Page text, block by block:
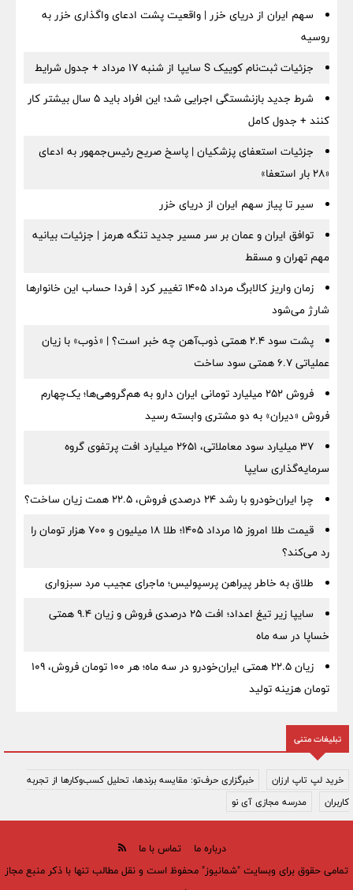
سهم ایران از دریای خزر | واقعیت پشت ادعای واگذاری خزر به
روسیه
جزئیات ثبت‌نام کوییک S سایپا از شنبه ۱۷ مرداد + جدول شرایط
شرط جدید بازنشستگی اجرایی شد؛ این افراد باید ۵ سال بیشتر کار
کنند + جدول کامل
جزئیات استعفای پزشکیان | پاسخ صریح رئیس‌جمهور به ادعای
«۲۸ بار استعفا»
سیر تا پیاز سهم ایران از دریای خزر
توافق ایران و عمان بر سر مسیر جدید تنگه هرمز | جزئیات بیانیه
مهم تهران و مسقط
زمان واریز کالابرگ مرداد ۱۴۰۵ تغییر کرد | فردا حساب این خانوارها
شارژ می‌شود
پشت سود ۲.۴ همتی ذوب‌آهن چه خبر است؟ | «ذوب» با زیان
عملیاتی ۶.۷ همتی سود ساخت
فروش ۲۵۲ میلیارد تومانی ایران دارو به هم‌گروهی‌ها؛ یک‌چهارم
فروش «دیران» به دو مشتری وابسته رسید
۳۷ میلیارد سود معاملاتی، ۲۶۵۱ میلیارد افت پرتفوی گروه
سرمایه‌گذاری سایپا
چرا ایران‌خودرو با رشد ۲۴ درصدی فروش، ۲۲.۵ همت زیان ساخت؟
قیمت طلا امروز ۱۵ مرداد ۱۴۰۵؛ طلا ۱۸ میلیون و ۷۰۰ هزار تومان را
رد می‌کند؟
طلاق به خاطر پیراهن پرسپولیس؛ ماجرای عجیب مرد سبزواری
سایپا زیر تیغ اعداد؛ افت ۲۵ درصدی فروش و زیان ۹.۴ همتی
خساپا در سه ماه
زیان ۲۲.۵ همتی ایران‌خودرو در سه ماه؛ هر ۱۰۰ تومان فروش، ۱۰۹
تومان هزینه تولید
تبلیغات متنی
خرید لپ تاپ ارزان
خبرگزاری حرف‌تو: مقایسه برندها، تحلیل کسب‌وکارها از تجربه
کاربران
مدرسه مجازی آی نو
درباره ما
تماس با ما
تمامی حقوق برای وبسایت "شمانیوز" محفوظ است و نقل مطالب تنها با ذکر منبع مجاز